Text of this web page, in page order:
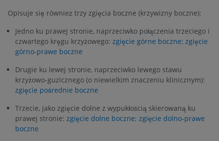
Opisuje się również trzy zgięcia boczne (krzywizny boczne):
Jedno ku prawej stronie, naprzeciwko połączenia trzeciego i
czwartego kręgu krzyżowego: zgięcie górne boczne; zgięcie
górno-prawe boczne
Drugie ku lewej stronie, naprzeciwko lewego stawu
krzyżowo-guzicznego (o niewielkim znaczeniu klinicznym):
zgięcie pośrednie boczne
Trzecie, jako zgięcie dolne z wypukłością skierowaną ku
prawej stronie: zgięcie dolne boczne; zgięcie dolno-prawe
boczne